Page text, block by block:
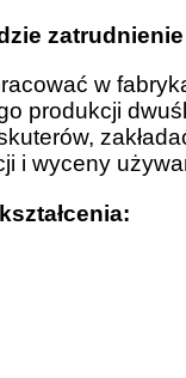
w
produkcji
i wyceny